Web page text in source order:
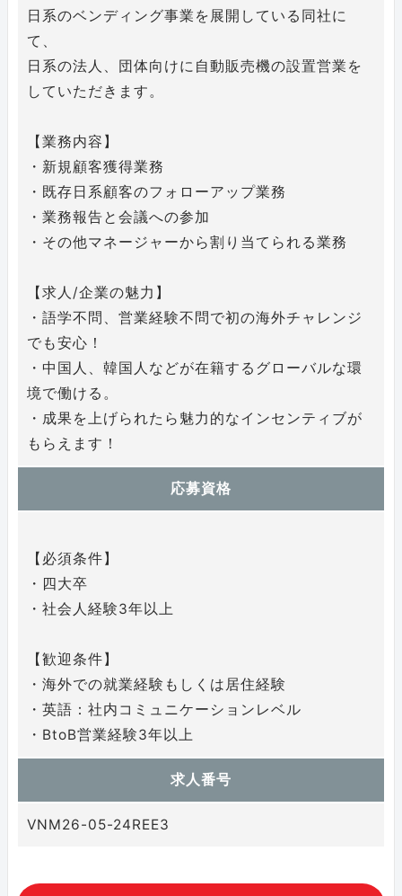
日系のベンディング事業を展開している同社に
て、
日系の法人、団体向けに自動販売機の設置営業を
していただきます。
【業務内容】
・新規顧客獲得業務
・既存日系顧客のフォローアップ業務
・業務報告と会議への参加
・その他マネージャーから割り当てられる業務
【求人/企業の魅力】
・語学不問、営業経験不問で初の海外チャレンジ
でも安心！
・中国人、韓国人などが在籍するグローバルな環
境で働ける。
・成果を上げられたら魅力的なインセンティブが
もらえます！
応募資格
【必須条件】
・四大卒
・社会人経験3年以上
【歓迎条件】
・海外での就業経験もしくは居住経験
・英語：社内コミュニケーションレベル
・BtoB営業経験3年以上
求人番号
VNM26-05-24REE3